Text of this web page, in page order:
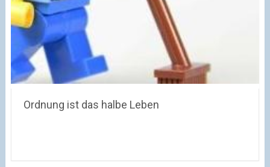
Ordnung ist das halbe Leben